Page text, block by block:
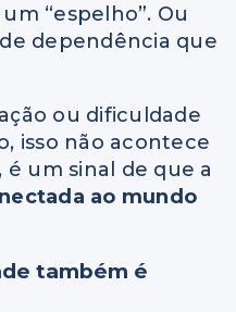
“espelho”. Ou
dependência que
ou dificuldade
isso não acontece
é um sinal de que a
ao mundo
também é